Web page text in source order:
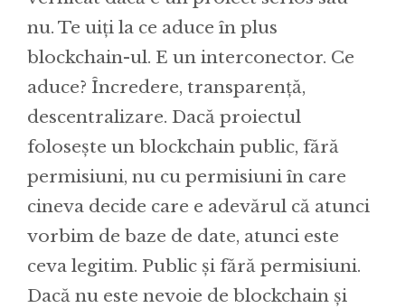
nu. Te uiți la ce aduce în plus
blockchain-ul. E un interconector. Ce
aduce? Încredere, transparență,
descentralizare. Dacă proiectul
folosește un blockchain public, fără
permisiuni, nu cu permisiuni în care
cineva decide care e adevărul că atunci
vorbim de baze de date, atunci este
ceva legitim. Public și fără permisiuni.
Dacă nu este nevoie de blockchain și